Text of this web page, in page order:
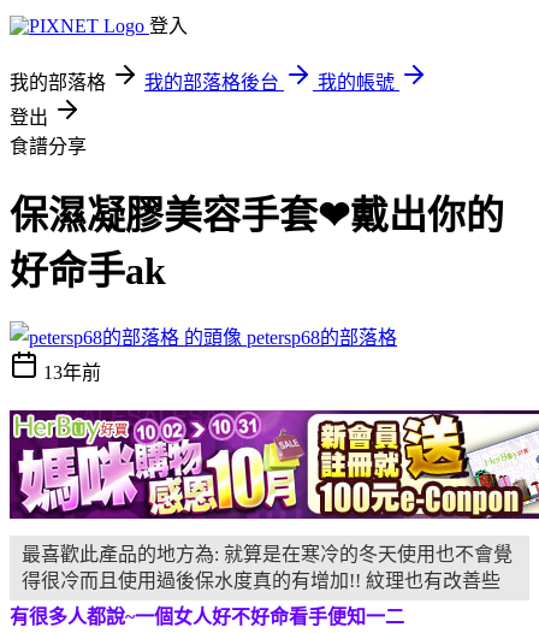
登入
我的部落格 我的部落格後台
我的帳號
登出
食譜分享
保濕凝膠美容手套❤戴出你的
好命手ak
petersp68的部落格
13年前
最喜歡此產品的地方為: 就算是在寒冷的冬天使用也不會覺
得很冷而且使用過後保水度真的有增加!! 紋理也有改善些
有很多人都說~一個女人好不好命看手便知一二